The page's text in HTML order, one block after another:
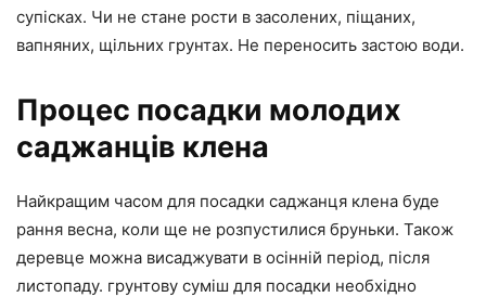
супісках. Чи не стане рости в засолених, піщаних,
вапняних, щільних грунтах. Не переносить застою води.
Процес посадки молодих
саджанців клена
Найкращим часом для посадки саджанця клена буде
рання весна, коли ще не розпустилися бруньки. Також
деревце можна висаджувати в осінній період, після
листопаду. грунтову суміш для посадки необхідно